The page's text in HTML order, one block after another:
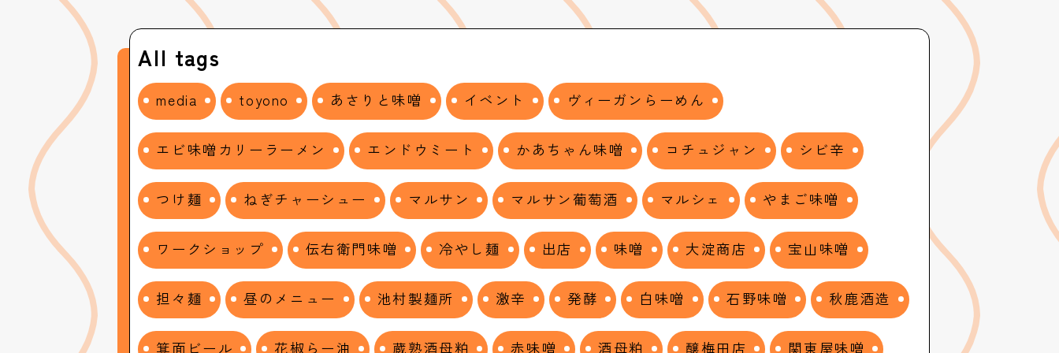
All tags
media toyono あさりと味噌 イベント ヴィーガンらーめん
エビ味噌カリーラーメン エンドウミート かあちゃん味噌 コチュジャン シビ辛
つけ麺 ねぎチャーシュー マルサン マルサン葡萄酒 マルシェ やまご味噌
ワークショップ 伝右衛門味噌 冷やし麺 出店 味噌 大淀商店 宝山味噌
担々麺 昼のメニュー 池村製麺所 激辛 発酵 白味噌 石野味噌 秋鹿酒造
箕面ビール 花椒らー油 蔵熟酒母粕 赤味噌 酒母粕 醸梅田店 関東屋味噌